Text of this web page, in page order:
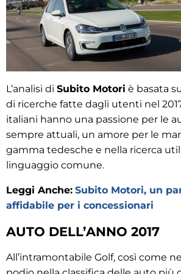
L’analisi di Subito Motori è basata
di ricerche fatte dagli utenti nel
italiani hanno una passione per le
sempre attuali, un amore per le
gamma tedesche e nella ricerca
linguaggio comune.
Leggi Anche: Subito Motori, un
affidabile per i concessionari
AUTO DELL’ANNO 2017
All’intramontabile Golf, così come